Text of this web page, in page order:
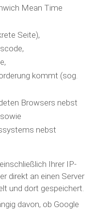
Mean Time
Seite),
kommt (sog.
Browsers nebst
nebst
Ihrer IP-
direkt an einen Server
und dort gespeichert.
davon, ob Google